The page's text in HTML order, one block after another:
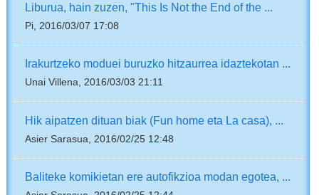
Liburua, hain zuzen, "This Is Not the End of the ...
Pi, 2016/03/07 17:08
Irakurtzeko moduei buruzko hitzaurrea idaztekotan ...
Unai Villena, 2016/03/03 21:11
Hik aipatzen dituan biak (Fun home eta La casa), ...
Asier Sarasua, 2016/02/25 12:48
Baliteke komikietan ere autofikzioa modan egotea, ...